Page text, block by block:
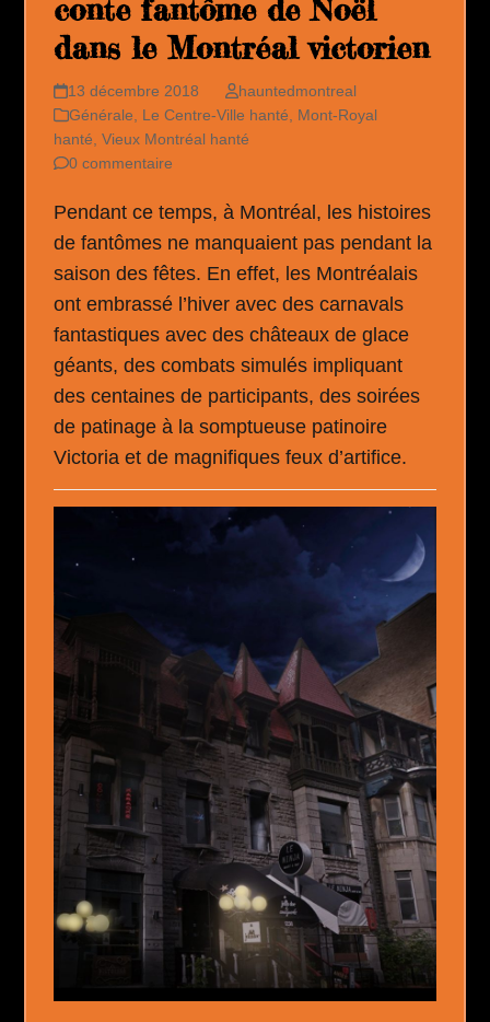
conte fantôme de Noël
dans le Montréal victorien
13 décembre 2018
hauntedmontreal
Générale, Le Centre-Ville hanté, Mont-Royal
hanté,Vieux Montréal hanté
0 commentaire
Pendant ce temps, à Montréal, les histoires
de fantômes ne manquaient pas pendant la
saison des fêtes. En effet, les Montréalais
ont embrassé l’hiver avec des carnavals
fantastiques avec des châteaux de glace
géants, des combats simulés impliquant
des centaines de participants, des soirées
de patinage à la somptueuse patinoire
Victoria et de magnifiques feux d’artifice.